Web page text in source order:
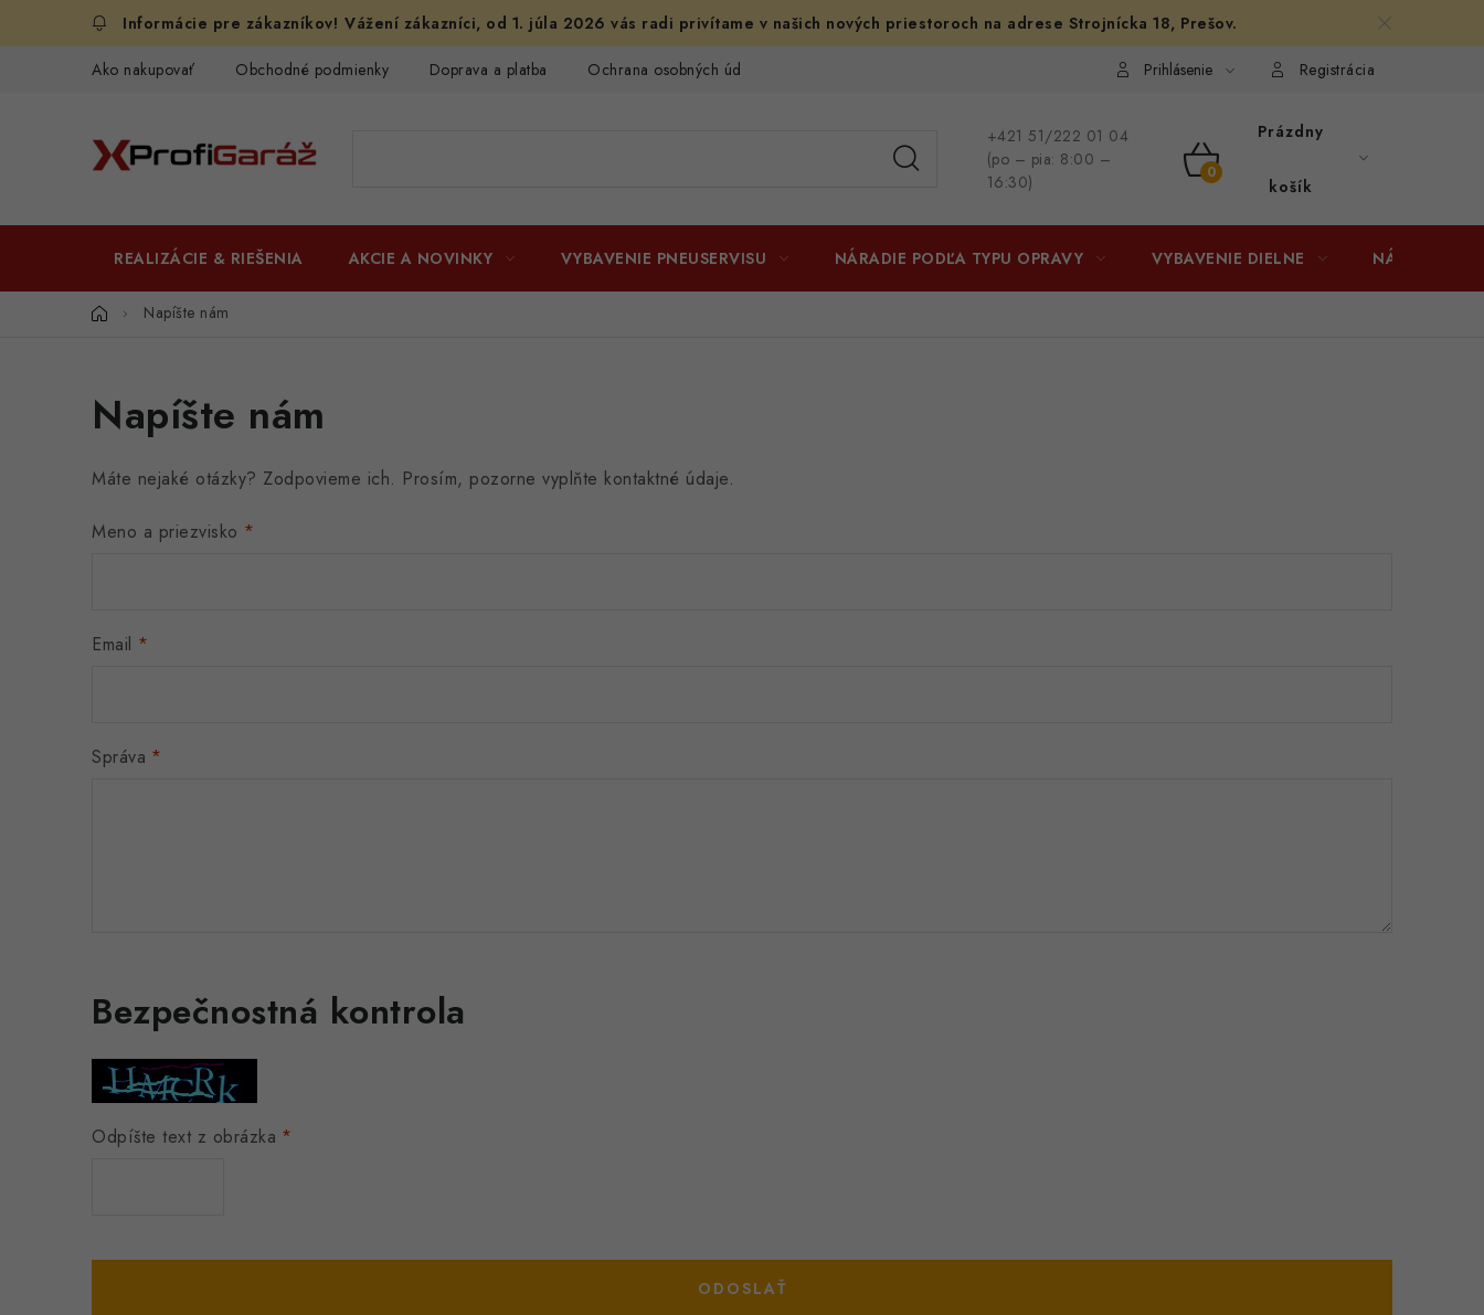
Vážení zákazníci, od 1. júla 2026 vás radi privítame v našich nových priestoroch na adrese Strojnícka 18, Prešov.
Ako nakupovať Obchodné podmienky Doprava a platba Ochrana osobných údajov Osobné vyzdvihnutie v Prešove Ako funguje Packeta?
Prihlásenie Registrácia
+421 51/222 01 04
(po – pia: 8:00 –
16:30)
NÁKUPNÝ
Prázdny
košík
REALIZÁCIE & RIEŠENIA AKCIE A NOVINKY VYBAVENIE PNEUSERVISU NÁRADIE PODĽA TYPU OPRAVY VYBAVENIE DIELNE NÁRADIE
DomovNapíšte nám
Napíšte nám
Máte nejaké otázky? Zodpovieme ich. Prosím, pozorne vyplňte kontaktné údaje.
Meno a priezvisko
Email
Správa
Bezpečnostná kontrola
Odpíšte text z obrázka
ODOSLAŤ